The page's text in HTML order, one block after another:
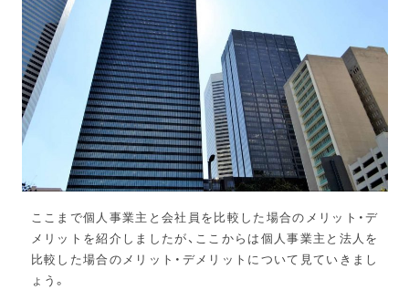
ここまで個人事業主と会社員を比較した場合のメリット・デ
メリットを紹介しましたが、ここからは個人事業主と法人を
比較した場合のメリット・デメリットについて見ていきまし
ょう。